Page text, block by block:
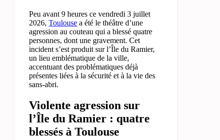
Peu avant 9 heures ce vendredi 3 juillet
2026, Toulouse a été le théâtre d’une
agression au couteau qui a blessé quatre
personnes, dont une gravement. Cet
incident s’est produit sur l’Île du Ramier,
un lieu emblématique de la ville,
accentuant des problématiques déjà
présentes liées à la sécurité et à la vie des
sans-abri.
Violente agression sur
l’Île du Ramier : quatre
blessés à Toulouse